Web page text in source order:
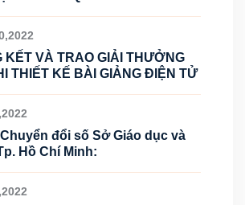
KẾT VÀ TRAO GIẢI THƯỞNG
THIẾT KẾ BÀI GIẢNG ĐIỆN TỬ
đổi số Sở Giáo dục và
Hồ Chí Minh: